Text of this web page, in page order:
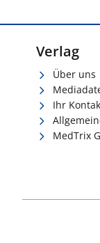
Verlag
Über uns
Ihr
MedTrix